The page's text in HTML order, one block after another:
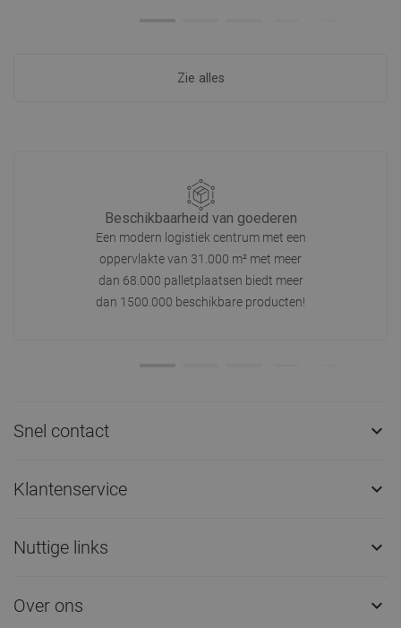
Zie alles
Beschikbaarheid van goederen
Een modern logistiek centrum met een
oppervlakte van 31.000 m² met meer
dan 68.000 palletplaatsen biedt meer
dan 1500.000 beschikbare producten!
Snel contact 
Klantenservice 
Nuttige links 
Over ons 